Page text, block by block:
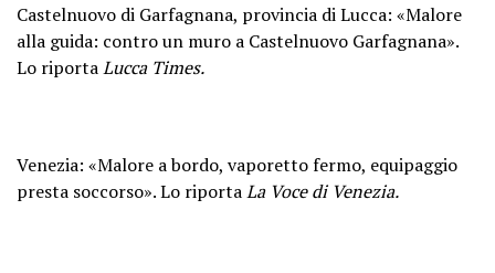
Castelnuovo di Garfagnana, provincia di Lucca: «Malore
alla guida: contro un muro a Castelnuovo Garfagnana».
Lo riportaLucca Times.
Venezia: «Malore a bordo, vaporetto fermo, equipaggio
presta soccorso». Lo riportaLa Voce di Venezia.